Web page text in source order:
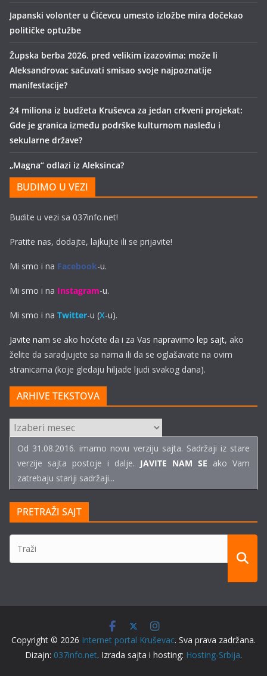
Japanski volonter u Ćićevcu umesto izložbe mira dočekao
političke optužbe
Župska berba 2026. pred velikim izazovima: može li
Aleksandrovac sačuvati smisao svoje najpoznatije
manifestacije?
24 miliona iz budžeta Kruševca za jedan crkveni projekat:
Gde je granica između podrške kulturnom nasleđu i
sekularne države?
„Magna“ odlazi iz Aleksinca?
BUDIMO U VEZI
Budite u vezi sa 037info.net!
Pratite nas, dodajte, lajkujte ili se prijavite!
Mi smo i na Facebook-u.
Mi smo i na Instagram-u.
Mi smo i na Twitter-u (X-u).
Javite nam se ako hoćete da i za Vas napravimo lep sajt, ako
želite da saradjujete sa nama ili da se oglašavate na ovim
stranicama (koje gledaju hiljade ljudi svakog dana).
ARHIVE TEKSTOVA
ARHIVE
TEKSTOVA
Od 31.08.2016. imamo novu verziju sajta. Sadržaji iz stare
verzije sajta postoje i dalje. JAVITE NAM SE ako Vam
zatrebaju stariji sadržaji...
PRETRAŽI SAJT
Copyright © 2026 Internet portal Kruševac. Sva prava zadržana.
Dizajn: 037info.net. Izrada sajta i hosting: Hosting-Srbija.